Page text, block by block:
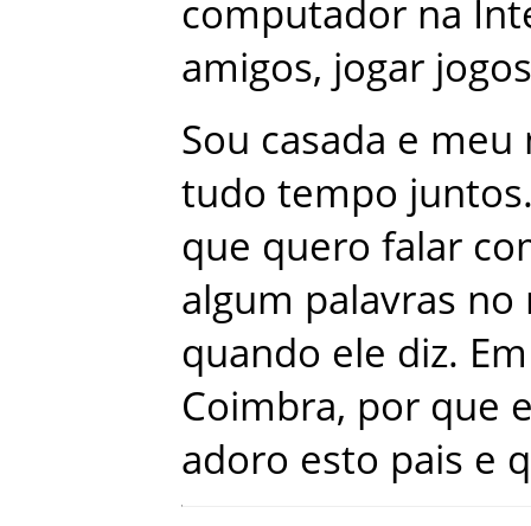
computador na
amigos, jogar jogos
Sou casada e meu
tudo tempo juntos
que quero falar
algum palavras no
quando ele diz. Em
Coimbra, por que
adoro esto pais e